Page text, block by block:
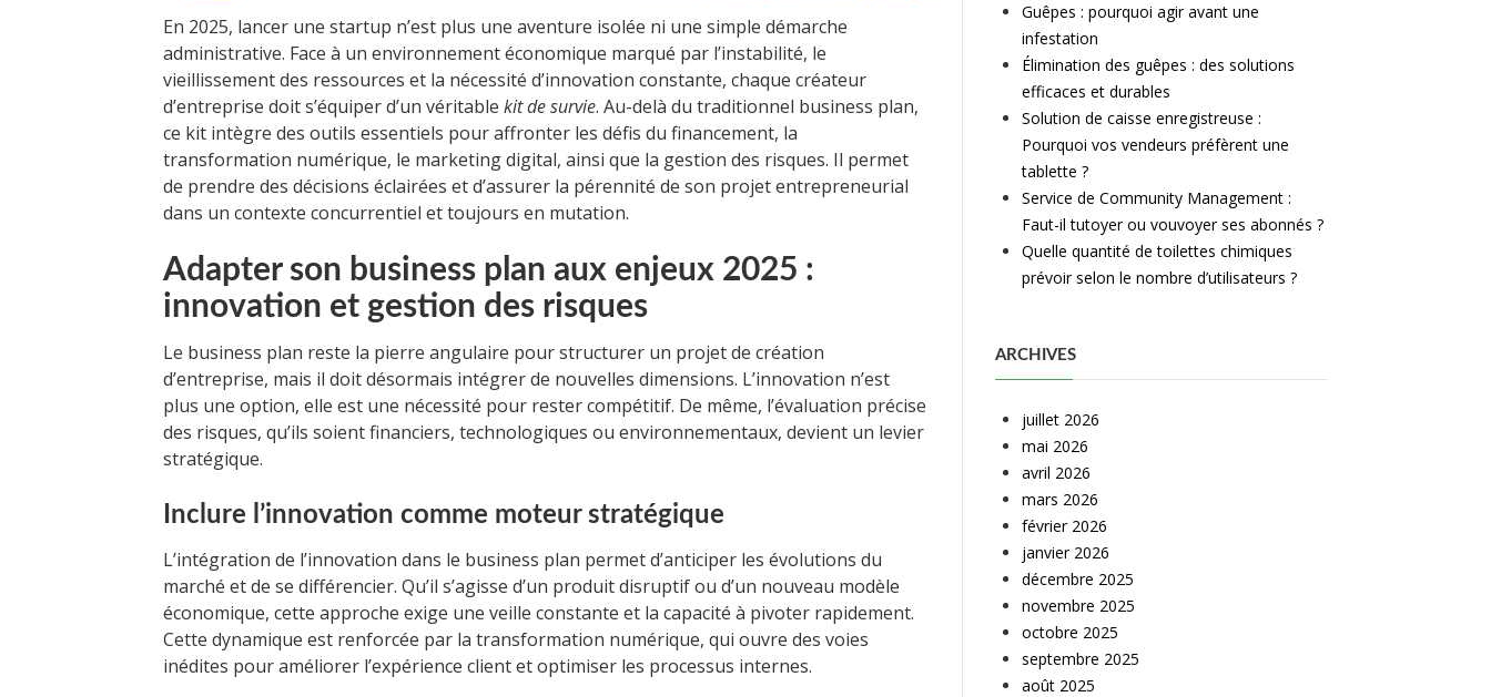
En 2025, lancer une startup n’est plus une aventure isolée ni une simple démarche
administrative. Face à un environnement économique marqué par l’instabilité, le
vieillissement des ressources et la nécessité d’innovation constante, chaque créateur
d’entreprise doit s’équiper d’un véritable kit de survie. Au-delà du traditionnel business plan,
ce kit intègre des outils essentiels pour affronter les défis du financement, la
transformation numérique, le marketing digital, ainsi que la gestion des risques. Il permet
de prendre des décisions éclairées et d’assurer la pérennité de son projet entrepreneurial
dans un contexte concurrentiel et toujours en mutation.
Adapter son business plan aux enjeux 2025 :
innovation et gestion des risques
Le business plan reste la pierre angulaire pour structurer un projet de création
d’entreprise, mais il doit désormais intégrer de nouvelles dimensions. L’innovation n’est
plus une option, elle est une nécessité pour rester compétitif. De même, l’évaluation précise
des risques, qu’ils soient financiers, technologiques ou environnementaux, devient un levier
stratégique.
Inclure l’innovation comme moteur stratégique
L’intégration de l’innovation dans le business plan permet d’anticiper les évolutions du
marché et de se différencier. Qu’il s’agisse d’un produit disruptif ou d’un nouveau modèle
économique, cette approche exige une veille constante et la capacité à pivoter rapidement.
Cette dynamique est renforcée par la transformation numérique, qui ouvre des voies
inédites pour améliorer l’expérience client et optimiser les processus internes.
Guêpes : pourquoi agir avant une
infestation
Élimination des guêpes : des solutions
efficaces et durables
Solution de caisse enregistreuse :
Pourquoi vos vendeurs préfèrent une
tablette ?
Service de Community Management :
Faut-il tutoyer ou vouvoyer ses abonnés ?
Quelle quantité de toilettes chimiques
prévoir selon le nombre d’utilisateurs ?
ARCHIVES
juillet 2026
mai 2026
avril 2026
mars 2026
février 2026
janvier 2026
décembre 2025
novembre 2025
octobre 2025
septembre 2025
août 2025